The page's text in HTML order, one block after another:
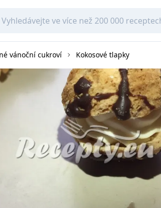
vánoční cukroví Kokosové tlapky